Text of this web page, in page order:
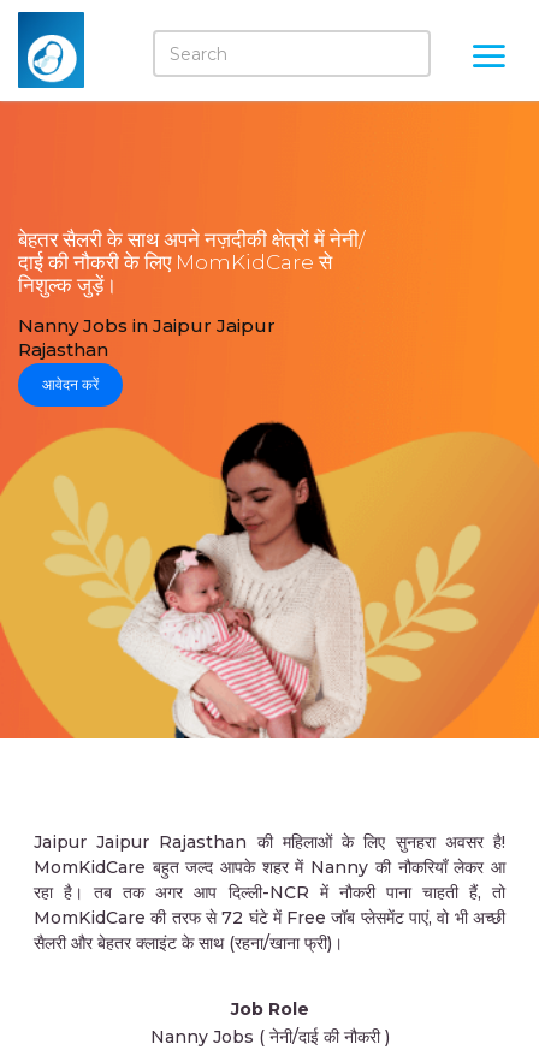
बेहतर सैलरी के साथ अपने नज़दीकी क्षेत्रों में नेनी/
दाई की नौकरी के लिए MomKidCare से
निशुल्क जुड़ें।
Nanny Jobs in Jaipur Jaipur
Rajasthan
आवेदन करें
Jaipur Jaipur Rajasthan की महिलाओं के लिए सुनहरा अवसर है!
MomKidCare बहुत जल्द आपके शहर में Nanny की नौकरियाँ लेकर आ
रहा है। तब तक अगर आप दिल्ली-NCR में नौकरी पाना चाहती हैं, तो
MomKidCare की तरफ से 72 घंटे में Free जॉब प्लेसमेंट पाएं, वो भी अच्छी
सैलरी और बेहतर क्लाइंट के साथ (रहना/खाना फ्री)।
Job Role
Nanny Jobs ( नेनी/दाई की नौकरी )